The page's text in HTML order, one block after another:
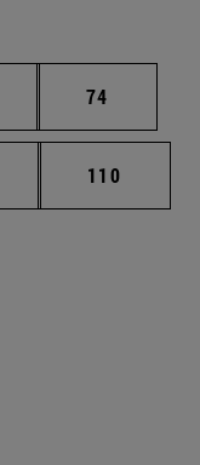
Páginas intermedias
Página
74
Páginas intermedias
Página
110